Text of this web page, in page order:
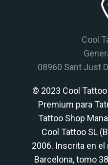
Cool
08960 Sant Just
© 2023 Cool
Premium para
Tattoo Shop
Cool Tattoo SL
2006. Inscrita en
Barcelona, tomo